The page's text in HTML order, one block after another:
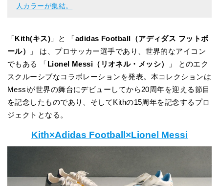
人カラーが集結。
「Kith(キス) 」と 「adidas Football（アディダス フットボ
ール）
」 は、プロサッカー選手であり、世界的なアイコン
でもある 「Lionel Messi（リオネル・メッシ）
」 とのエク
スクルーシブなコラボレーションを発表。本コレクションは
Messiが世界の舞台にデビューしてから20周年を迎える節目
を記念したものであり、そしてKithの15周年を記念するプロ
ジェクトとなる。
Kith×Adidas Football×Lionel Messi